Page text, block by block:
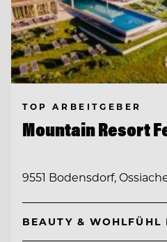
TOP ARBEITGEBER
Mountain Resort
9551 Bodensdorf,
BEAUTY & WOHLFÜHL